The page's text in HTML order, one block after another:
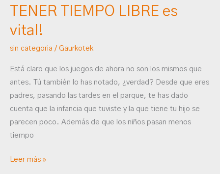
TENER TIEMPO LIBRE es
vital!
sin categoria / Gaurkotek
Está claro que los juegos de ahora no son los mismos que
antes. Tú también lo has notado, ¿verdad? Desde que eres
padres, pasando las tardes en el parque, te has dado
cuenta que la infancia que tuviste y la que tiene tu hijo se
parecen poco. Además de que los niños pasan menos
tiempo
es
Leer más »